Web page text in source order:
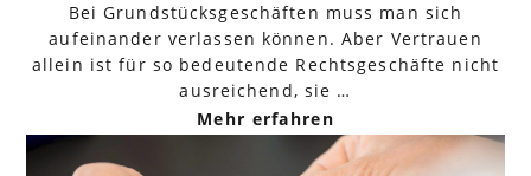
Bei Grundstücksgeschäften muss man sich
aufeinander verlassen können. Aber Vertrauen
allein ist für so bedeutende Rechtsgeschäfte nicht
ausreichend, sie …
Mehr erfahren